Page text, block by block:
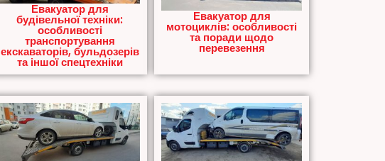
Евакуатор для
будівельної техніки:
особливості
транспортування
екскаваторів, бульдозерів
та іншої спецтехніки
Евакуатор для
мотоциклів: особливості
та поради щодо
перевезення